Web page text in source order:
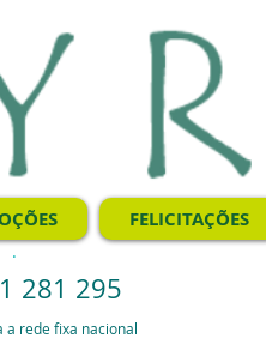
FELICITAÇÕES
.
281 295
a rede fixa nacional